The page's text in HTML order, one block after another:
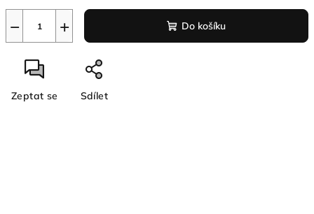
+
− Do košíku
Zeptat se Sdílet